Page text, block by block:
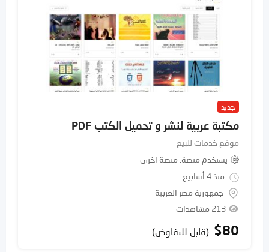
جديد
مكتبة عربية لنشر و تحميل الكتب PDF
موقع خدمات للبيع
يستخدم منصة منصة اخرى
منذ 4 أسابيع
جمهورية مصر العربية
213 مشاهدات
$80 (قابل للتفاوض)